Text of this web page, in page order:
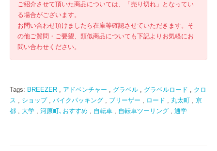
ご紹介させて頂いた商品については、「売り切れ」となってい
る場合がございます。
お問い合わせ頂けましたら在庫等確認させていただきます。そ
の他ご質問・ご要望、類似商品についても下記よりお気軽にお
問い合わせください。
Tags: BREEZER , アドベンチャー , グラベル , グラベルロード , クロ
ス , ショップ, バイクパッキング , ブリーザー , ロード , 丸太町 , 京
都 , 大学 , 河原町､おすすめ , 自転車 , 自転車ツーリング , 通学